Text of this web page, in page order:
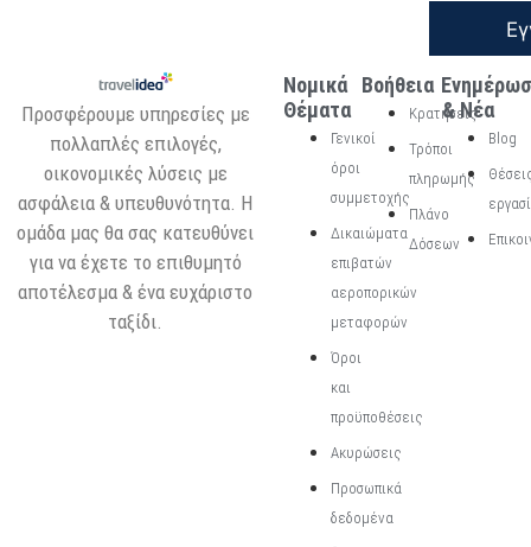
Προσφέρουμε υπηρεσίες με
πολλαπλές επιλογές,
οικονομικές λύσεις με
ασφάλεια & υπευθυνότητα. Η
ομάδα μας θα σας κατευθύνει
για να έχετε το επιθυμητό
αποτέλεσμα & ένα ευχάριστο
ταξίδι.
Νομικά
Θέματα
Γενικοί
όροι
συμμετοχής
Δικαιώματα
επιβατών
αεροπορικών
μεταφορών
Όροι
και
προϋποθέσεις
Ακυρώσεις
Προσωπικά
δεδομένα
Βοήθεια
Κρατήσεις
Τρόποι
πληρωμής
Πλάνο
Δόσεων
& Νέα
Blog